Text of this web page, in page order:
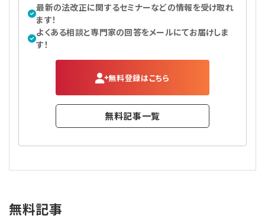
【連載】IT実務一問一答
最新の法改正に関するセミナーなどの情報を受け取れ
ます！
よくある相談と専門家の回答をメールにてお届けしま
す！
無料登録はこちら
無料記事一覧
無料記事